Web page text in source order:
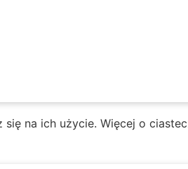
na ich użycie. Więcej o